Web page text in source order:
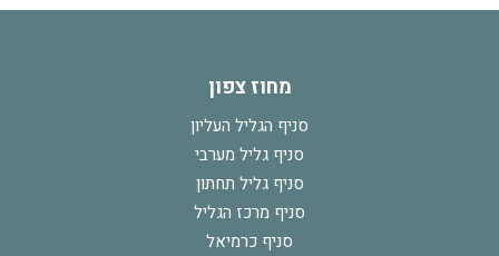
מחוז צפון
סניף הגליל העליון
סניף גליל מערבי
סניף גליל תחתון
סניף מרכז הגליל
סניף כרמיאל